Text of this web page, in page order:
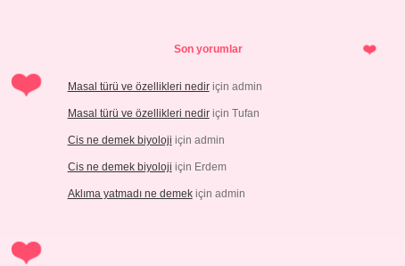
Son yorumlar
Masal türü ve özellikleri nediriçin admin
Masal türü ve özellikleri nediriçin Tufan
Cis ne demek biyoloji için admin
Cis ne demek biyoloji için Erdem
Aklıma yatmadı ne demekiçin admin